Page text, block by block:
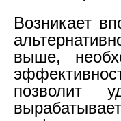
Возникает
выше,
позволит